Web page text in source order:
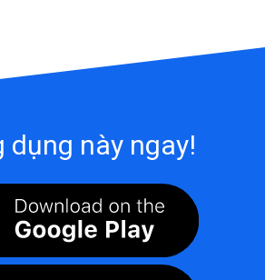
dụng này ngay!